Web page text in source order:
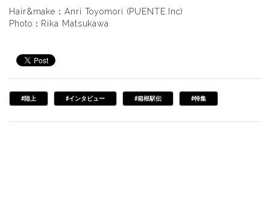
Hair&make：Anri Toyomori (PUENTE.Inc)
Photo：Rika Matsukawa
#陸上 #インタビュー #箱根駅伝 #特集